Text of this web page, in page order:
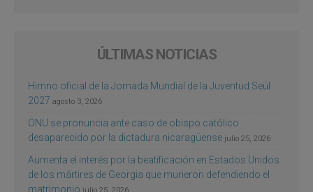
ÚLTIMAS NOTICIAS
Himno oficial de la Jornada Mundial de la Juventud Seúl
2027 agosto 3, 2026
ONU se pronuncia ante caso de obispo católico
desaparecido por la dictadura nicaragüense julio 25, 2026
Aumenta el interés por la beatificación en Estados Unidos
de los mártires de Georgia que murieron defendiendo el
matrimonio